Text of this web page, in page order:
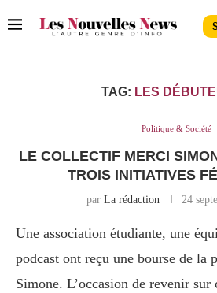
TAG: LES
Politique & Société
LE COLLECTIF MERCI
TROIS INITIATIVES
par La rédaction 24
Une association étudiante, une
podcast ont reçu une bourse de la
Simone. L’occasion de revenir